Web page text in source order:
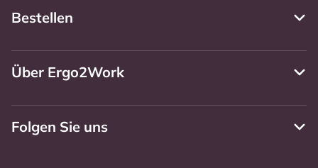
Bestellen
Über Ergo2Work
Folgen Sie uns